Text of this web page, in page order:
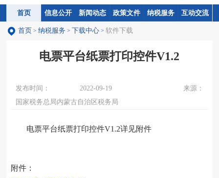
首页 > 纳税服务 > 下载中心> 软件下载
电票平台纸票打印控件V1.2
发布时间： 2022-09-19
来源：
国家税务总局内蒙古自治区税务局
电票平台纸票打印控件V1.2详见附件
附件：